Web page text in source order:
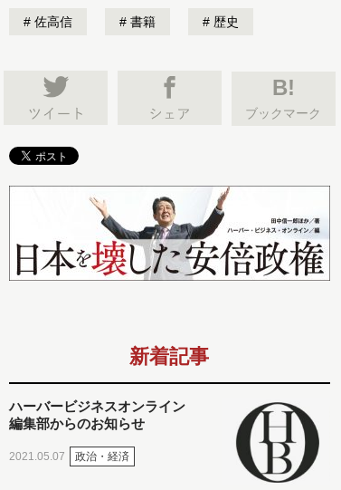
佐高信 書籍 歴史
B!
ブックマーク
新着記事
ハーバービジネスオンライン
編集部からのお知らせ
2021.05.07 政治・経済